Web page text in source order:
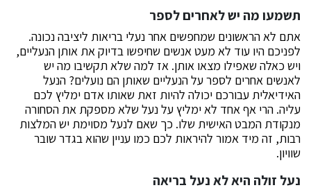
תשמעו מה יש לאחרים לספר
אתם לא הראשונים שמחפשים אחר נעלי בריאות ליציבה נכונה.
לפניכם היו עוד לא מעט אנשים שחיפשו בדיוק את אותן הנעליים,
ויש כאלה שאפילו מצאו אותן. אז למה שלא תקשיבו מה יש
לאנשים אחרים לספר על הנעליים שאותן הם נועלים? הנעל
האידיאלית עבורכם יכולה להיות זאת שאותו אדם ימליץ לכם
עליה. הרי אף אחד לא ימליץ על נעל שלא מספקת את הסחורה
מנקודת המבט האישית שלו. כך שאם לנעל מסוימת יש המלצות
רבות, זה מיד אמור להיראות לכם כמו עניין שהוא בגדר שובר
שוויון.
נעל זולה היא לא נעל בריאה